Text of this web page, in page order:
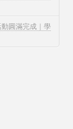
圓滿完成｜學